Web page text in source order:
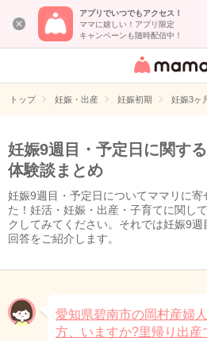
アプリでいつでもアクセス！
ママに嬉しい！アプリ限定
キャンペーンも随時配信中！
女性専用匿名
イト
トップ 妊娠・出産 妊娠初期 妊娠3ヶ
妊娠9週目・予定日に関す
体験談まとめ
妊娠9週目・予定日についてママリに
た！妊活・妊娠・出産・子育てに関し
クしてみてください。それでは妊娠9
回答をご紹介します。
愛知県碧南市の岡村産婦
方、いますか?里帰り出